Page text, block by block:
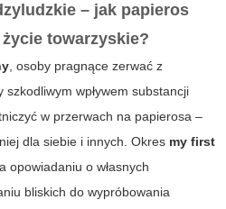
– jak papieros
towarzyskie?
, osoby pragnące zerwać z
wpływem substancji
w przerwach na papierosa –
dla siebie i innych. Okres my first
opowiadaniu o własnych
bliskich do wypróbowania